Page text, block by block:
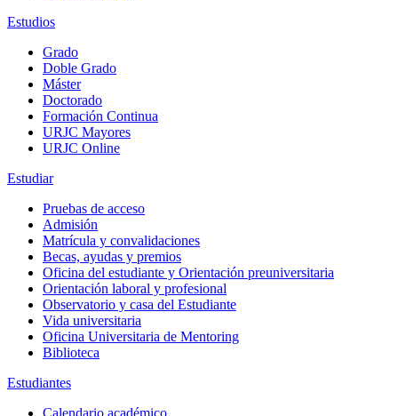
Estudios
Grado
Doble Grado
Máster
Doctorado
Formación Continua
URJC Mayores
URJC Online
Estudiar
Pruebas de acceso
Admisión
Matrícula y convalidaciones
Becas, ayudas y premios
Oficina del estudiante y Orientación preuniversitaria
Orientación laboral y profesional
Observatorio y casa del Estudiante
Vida universitaria
Oficina Universitaria de Mentoring
Biblioteca
Estudiantes
Calendario académico